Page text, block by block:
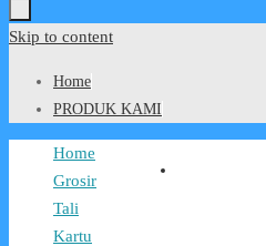
Skip to content
Home
PRODUK KAMI
Home
Grosir
Tali
Kartu